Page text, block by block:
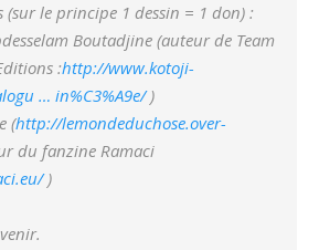
(sur le principe 1 dessin = 1 don) :
Boutadjine (auteur de Team
:http://www.kotoji-
… in%C3%A9e/)
(http://lemondeduchose.over-
du fanzine Ramaci
)